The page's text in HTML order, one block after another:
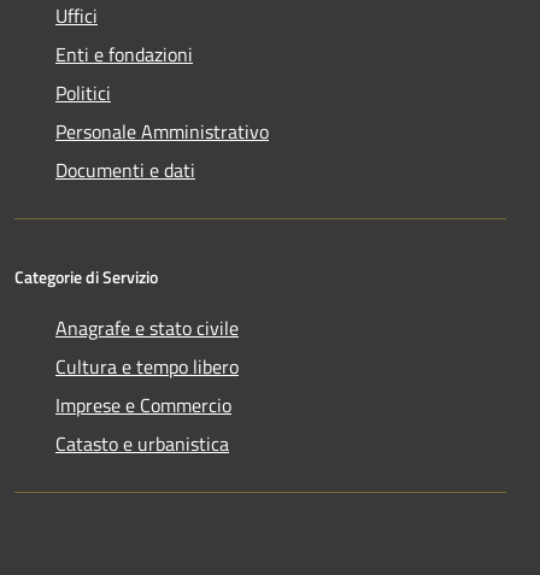
Uffici
Enti e fondazioni
Politici
Personale Amministrativo
Documenti e dati
Categorie di Servizio
Anagrafe e stato civile
Cultura e tempo libero
Imprese e Commercio
Catasto e urbanistica